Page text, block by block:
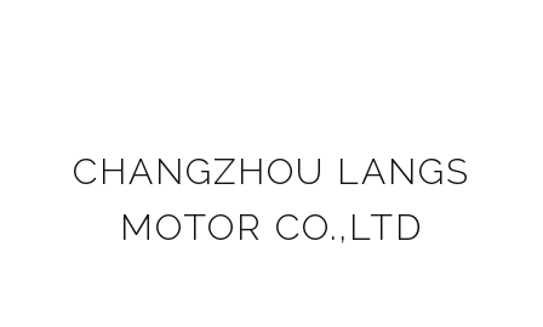
CHANGZHOU LANGS
MOTOR CO.,LTD